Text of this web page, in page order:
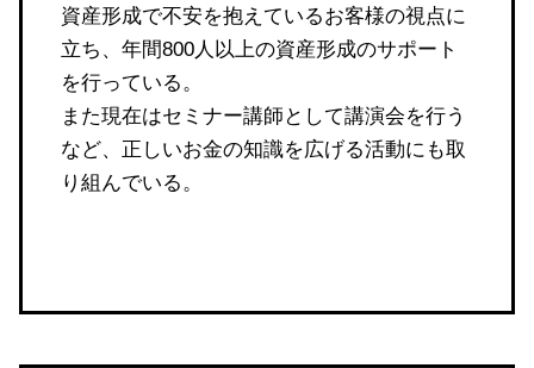
資産形成で不安を抱えているお客様の視点に
立ち、年間800人以上の資産形成のサポート
を行っている。
また現在はセミナー講師として講演会を行う
など、正しいお金の知識を広げる活動にも取
り組んでいる。